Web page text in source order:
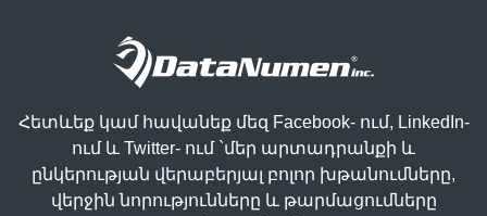
Հետևեք կամ հավանեք մեզ Facebook- ում, LinkedIn-
ում և Twitter- ում `մեր արտադրանքի և
ընկերության վերաբերյալ բոլոր խթանումները,
վերջին նորությունները և թարմացումները